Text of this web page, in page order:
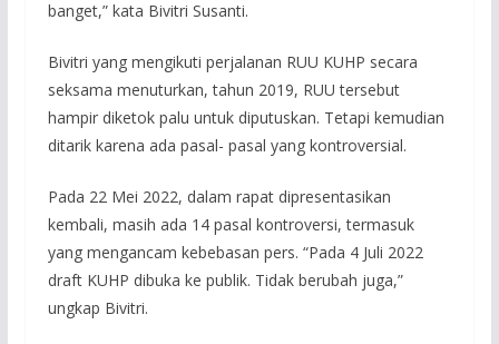
banget,” kata Bivitri Susanti.
Bivitri yang mengikuti perjalanan RUU KUHP secara
seksama menuturkan, tahun 2019, RUU tersebut
hampir diketok palu untuk diputuskan. Tetapi kemudian
ditarik karena ada pasal- pasal yang kontroversial.
Pada 22 Mei 2022, dalam rapat dipresentasikan
kembali, masih ada 14 pasal kontroversi, termasuk
yang mengancam kebebasan pers. “Pada 4 Juli 2022
draft KUHP dibuka ke publik. Tidak berubah juga,”
ungkap Bivitri.